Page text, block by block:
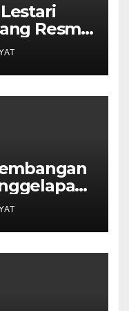
Resmi
Perkuat
di